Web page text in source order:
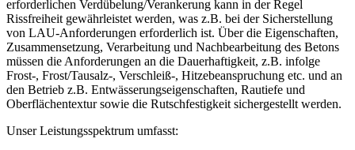
erforderlichen Verdübelung/Verankerung kann in der Regel
Rissfreiheit gewährleistet werden, was z.B. bei der Sicherstellung
von LAU-Anforderungen erforderlich ist. Über die Eigenschaften,
Zusammensetzung, Verarbeitung und Nachbearbeitung des Betons
müssen die Anforderungen an die Dauerhaftigkeit, z.B. infolge
Frost-, Frost/Tausalz-, Verschleiß-, Hitzebeanspruchung etc. und an
den Betrieb z.B. Entwässerungseigenschaften, Rautiefe und
Oberflächentextur sowie die Rutschfestigkeit sichergestellt werden.
Unser Leistungsspektrum umfasst: